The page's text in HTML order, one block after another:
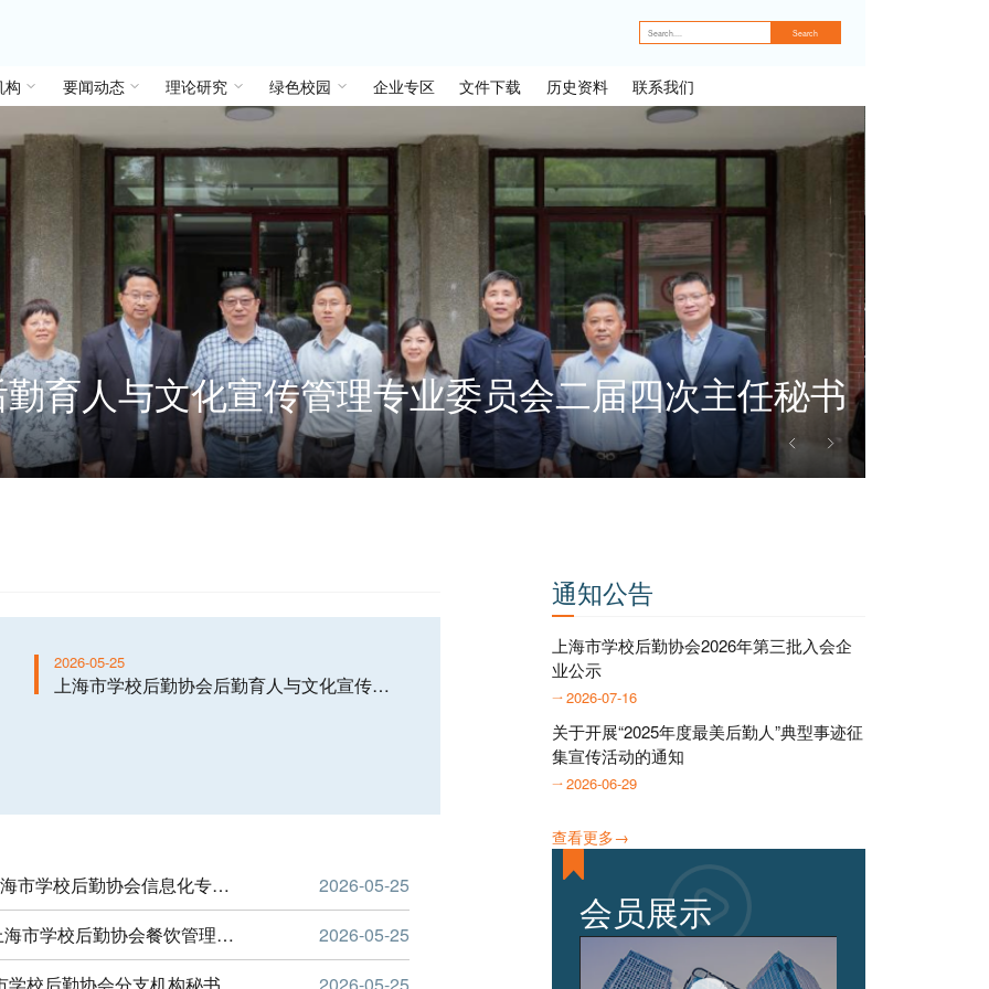
构 要闻动态 理论研究 绿色校园 企业专区 文件下载 历史资料 联系我们
育人与文化宣传管理专业委员会二届四次主任秘书
2026-05-25
上海市学校后勤协会后勤育人与文化宣传管理专业委员会二届四次主任秘书长会议顺利召开
凝心聚力谋新篇，数智赋能启新程 第三届上海市学校后勤协会信息化专业委员会2026年工作研讨会顺利召开
2026-05-25
聚焦后勤餐饮提质 坚守校园育人初心—— 上海市学校后勤协会餐饮管理专业委员会工作研讨会顺利召开
2026-05-25
通知公告
上海市学校后勤协会2026年第三批入会企
业公示
2026-07-16
关于开展“2025年度最美后勤人”典型事迹征
集宣传活动的通知
2026-06-29
查看更多→
会员展示